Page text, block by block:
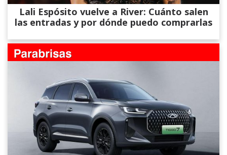
Lali Espósito vuelve a River: Cuánto salen
las entradas y por dónde puedo comprarlas